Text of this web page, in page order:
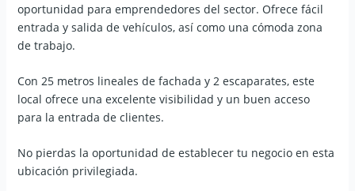
oportunidad para emprendedores del sector. Ofrece fácil
entrada y salida de vehículos, así como una cómoda zona
de trabajo.
Con 25 metros lineales de fachada y 2 escaparates, este
local ofrece una excelente visibilidad y un buen acceso
para la entrada de clientes.
No pierdas la oportunidad de establecer tu negocio en esta
ubicación privilegiada.